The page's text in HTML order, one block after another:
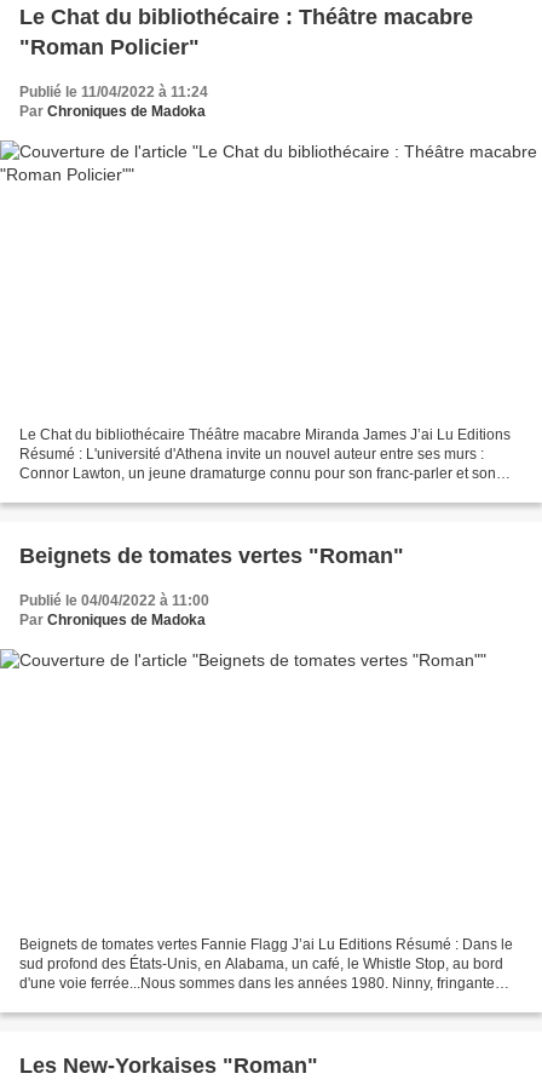
Le Chat du bibliothécaire : Théâtre macabre
"Roman Policier"
Publié le 11/04/2022 à 11:24
Par Chroniques de Madoka
Le Chat du bibliothécaire Théâtre macabre Miranda James J’ai Lu Editions
Résumé : L'université d'Athena invite un nouvel auteur entre ses murs :
Connor Lawton, un jeune dramaturge connu pour son franc-parler et son
Beignets de tomates vertes "Roman"
Publié le 04/04/2022 à 11:00
Par Chroniques de Madoka
Beignets de tomates vertes Fannie Flagg J’ai Lu Editions Résumé : Dans le
sud profond des États-Unis, en Alabama, un café, le Whistle Stop, au bord
d'une voie ferrée...Nous sommes dans les années 1980. Ninny, fringante
Les New-Yorkaises "Roman"